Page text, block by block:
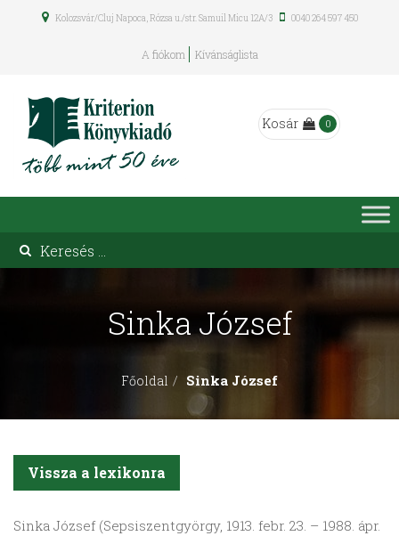
Kolozsvár/Cluj Napoca, Rózsa u./str. Samuil Micu 12A/3 0040 264 597 450
A fiókom Kívánságlista
Kosár 0
Sinka József
Főoldal Sinka József
Vissza a lexikonra
Sinka József (Sepsiszentgyörgy, 1913. febr. 23. – 1988. ápr.